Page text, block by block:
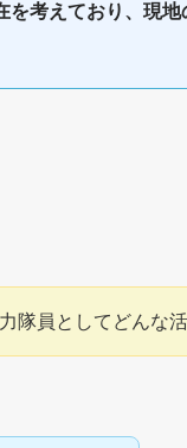
を考えており、現地
隊員としてどんな